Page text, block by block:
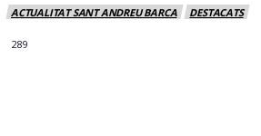
ACTUALITAT SANT ANDREU BARCA DESTACATS
289